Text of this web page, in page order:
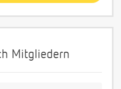
Mitgliedern